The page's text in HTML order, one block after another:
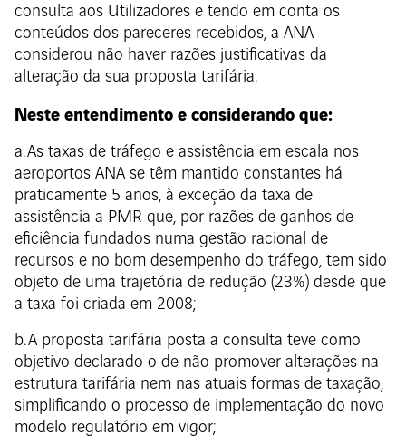
consulta aos Utilizadores e tendo em conta os
conteúdos dos pareceres recebidos, a ANA
considerou não haver razões justificativas da
alteração da sua proposta tarifária.
Neste entendimento e considerando que:
a. As taxas de tráfego e assistência em escala nos
aeroportos ANA se têm mantido constantes há
praticamente 5 anos, à exceção da taxa de
assistência a PMR que, por razões de ganhos de
eficiência fundados numa gestão racional de
recursos e no bom desempenho do tráfego, tem sido
objeto de uma trajetória de redução (23%) desde que
a taxa foi criada em 2008;
b. A proposta tarifária posta a consulta teve como
objetivo declarado o de não promover alterações na
estrutura tarifária nem nas atuais formas de taxação,
simplificando o processo de implementação do novo
modelo regulatório em vigor;